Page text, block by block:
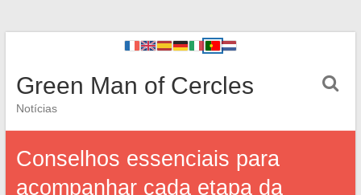
Green Man of Cercles
Notícias
Conselhos essenciais para
acompanhar cada etapa da